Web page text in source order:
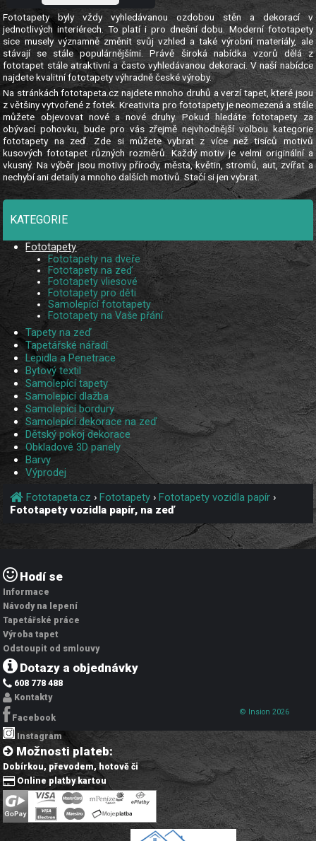
Fototapety byly vždy vyhledávanou ozdobou stěn a dekorací v
jednotlivých interiérech. To platí i pro dnešní dobu. Moderní fototapety
sice musely významně změnit svůj vzhled a také výrobní materiály, ale
stávají se stále populárnějšími. Právě široká nabídka vzorů dělá z
fototapet stále atraktivní a často vyhledávanou dekoraci. V naší nabídce
najdete kvalitní fototapety výhradně české výroby.
Na stránkách fototapeta.cz najdete mnoho druhů a verzí tapet, které jsou
z většiny vytvořené z fotek. Kreativita pro fototapety je neomezená a stále
můžete objevovat nové a nové druhy. Pokud hledáte fototapety za
obývací pohovku, bude pro vás zřejmě nejvhodnější volbou kategorie
fototapety na zeď. Zde si můžete vybrat z více než tisíců motivů
kusových fototapet různých rozměrů. Každý motiv je velmi originální a
vkusný. Na výběr jsou motivy přírody, města, květin, stromů, aut, zvířat a
nechybí ani detaily a mnoho dalších motivů. Stačí si jen vybrat.
KATEGORIE
Fototapety
Fototapety na dveře
Fototapety na zeď
Fototapety vliesové
Fototapety pro děti
Samolepící fototapety
Fototapety na Vaše přání
Tapety na zeď
Tapetářské nářadí
Lepidla a Penetrace
Bytový textil
Samolepící tapety
Samolepící dlažba
Samolepící bordury
Samolepící dekorace na zeď
Dětský pokoj dekorace
Obkladové 3D panely
Barvy
Výprodej
Fototapeta.cz ›Fototapety ›Fototapety vozidla papír ›
Fototapety vozidla papír, na zeď
Hodí se
Informace
Návody na lepení
Tapetářské práce
Výroba tapet
Odstoupit od smlouvy
Dotazy a objednávky
608 778 488
Kontakty
Facebook
Instagram
Možnosti plateb:
Dobírkou, převodem, hotově či
Online platby kartou
© Insion 2026